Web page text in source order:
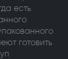
есть
готовить